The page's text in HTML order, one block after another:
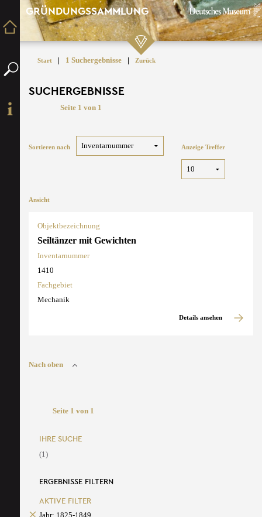
GRÜNDUNGSSAMMLUNG
Start | 1 Suchergebnisse | Zurück
SUCHERGEBNISSE
Seite 1 von 1
Sortieren nach Anzeige Treffer
Ansicht
Objektbezeichnung
Seiltänzer mit Gewichten
Inventarnummer
1410
Fachgebiet
Mechanik
Details ansehen
Nach oben
Seite 1 von 1
IHRE SUCHE
(1)
ERGEBNISSE FILTERN
AKTIVE FILTER
Jahr: 1825-1849